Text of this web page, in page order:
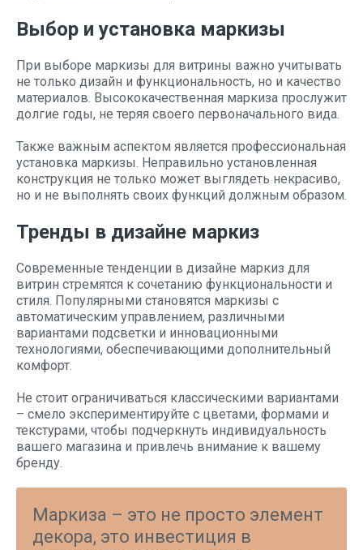
Выбор и установка маркизы
При выборе маркизы для витрины важно учитывать
не только дизайн и функциональность, но и качество
материалов. Высококачественная маркиза прослужит
долгие годы, не теряя своего первоначального вида.
Также важным аспектом является профессиональная
установка маркизы. Неправильно установленная
конструкция не только может выглядеть некрасиво,
но и не выполнять своих функций должным образом.
Тренды в дизайне маркиз
Современные тенденции в дизайне маркиз для
витрин стремятся к сочетанию функциональности и
стиля. Популярными становятся маркизы с
автоматическим управлением, различными
вариантами подсветки и инновационными
технологиями, обеспечивающими дополнительный
комфорт.
Не стоит ограничиваться классическими вариантами
– смело экспериментируйте с цветами, формами и
текстурами, чтобы подчеркнуть индивидуальность
вашего магазина и привлечь внимание к вашему
бренду.
Маркиза – это не просто элемент
декора, это инвестиция в